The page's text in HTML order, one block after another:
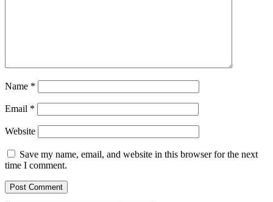
Name *
Email *
Website
Save my name, email, and website in this browser for the next
time I comment.